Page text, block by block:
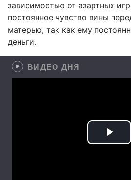
зависимостью от азартных
постоянное чувство вины
матерью, так как ему
деньги.
ВИДЕО ДНЯ